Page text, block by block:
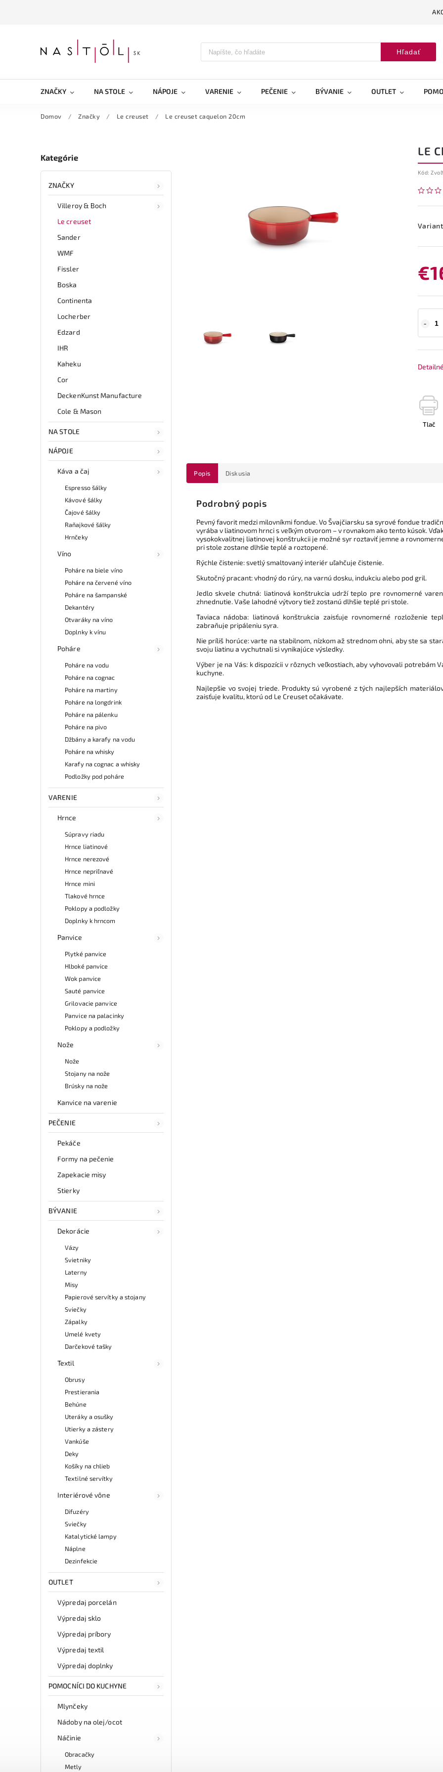
Hľadať
ZNAČKY NA STOLE NÁPOJE VARENIE PEČENIE BÝVANIE OUTLET
Domov / Značky / Le creuset / Le creuset caquelon 20cm
Kategórie
ZNAČKY
Villeroy & Boch
Le creuset
Sander
WMF
Fissler
Boska
Continenta
Locherber
Edzard
IHR
Kaheku
Cor
DeckenKunst Manufacture
Cole & Mason
NA STOLE
NÁPOJE
Káva a čaj
Espresso šálky
Kávové šálky
Čajové šálky
Raňajkové šálky
Hrnčeky
Víno
Poháre na biele víno
Poháre na červené víno
Poháre na šampanské
Dekantéry
Otvaráky na víno
Doplnky k vínu
Poháre
Poháre na vodu
Poháre na cognac
Poháre na martiny
Poháre na longdrink
Poháre na pálenku
Poháre na pivo
Džbány a karafy na vodu
Poháre na whisky
Karafy na cognac a whisky
Podložky pod poháre
VARENIE
Hrnce
Súpravy riadu
Hrnce liatinové
Hrnce nerezové
Hrnce nepriľnavé
Hrnce mini
Tlakové hrnce
Poklopy a podložky
Doplnky k hrncom
Panvice
Plytké panvice
Hlboké panvice
Wok panvice
Sauté panvice
Grilovacie panvice
Panvice na palacinky
Poklopy a podložky
Nože
Nože
Stojany na nože
Brúsky na nože
Kanvice na varenie
PEČENIE
Pekáče
Formy na pečenie
Zapekacie misy
Stierky
BÝVANIE
Dekorácie
Vázy
Svietniky
Laterny
Misy
Papierové servítky a stojany
Sviečky
Zápalky
Umelé kvety
Darčekové tašky
Textil
Obrusy
Prestierania
Behúne
Uteráky a osušky
Utierky a zástery
Vankúše
Deky
Košíky na chlieb
Textilné servítky
Interiérové vône
Difuzéry
Sviečky
Katalytické lampy
Náplne
Dezinfekcie
OUTLET
Výpredaj porcelán
Výpredaj sklo
Výpredaj príbory
Výpredaj textil
Výpredaj doplnky
POMOCNÍCI DO KUCHYNE
Mlynčeky
Nádoby na olej/ocot
Náčinie
Obracačky
Metly
LE
Kód:
Variant
Tlač
Popis Diskusia
Podrobný popis
Pevný favorit medzi milovníkmi fondue. Vo Švajčiarsku sa syrové fondue
vyrába v liatinovom hrnci s veľkým otvorom – v rovnakom ako tento kúsok.
vysokokvalitnej liatinovej konštrukcii je možné syr roztaviť jemne a
pri stole zostane dlhšie teplé a roztopené.
Rýchle čistenie: svetlý smaltovaný interiér uľahčuje čistenie.
Skutočný pracant: vhodný do rúry, na varnú dosku, indukciu alebo pod gril.
Jedlo skvele chutná: liatinová konštrukcia udrží teplo pre rovnomerné
zhnednutie. Vaše lahodné výtvory tiež zostanú dlhšie teplé pri stole.
Taviaca nádoba: liatinová konštrukcia zaisťuje rovnomerné rozloženie
zabraňuje pripáleniu syra.
Nie príliš horúce: varte na stabilnom, nízkom až strednom ohni, aby ste sa
svoju liatinu a vychutnali si vynikajúce výsledky.
Výber je na Vás: k dispozícii v rôznych veľkostiach, aby vyhovovali potrebám
kuchyne.
Najlepšie vo svojej triede. Produkty sú vyrobené z tých najlepších
zaisťuje kvalitu, ktorú od Le Creuset očakávate.